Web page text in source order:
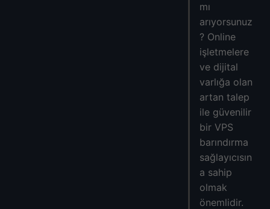
Daha Fazla VPS
Asya VPS:
Avrupa VPS:
Güney Amerika VPS:
Kuzey Amerika VPS:
Afrika VPS:
mı
arıyorsunuz
? Online
işletmelere
ve dijital
varlığa olan
artan talep
ile güvenilir
bir VPS
barındırma
sağlayıcısın
a sahip
olmak
önemlidir.